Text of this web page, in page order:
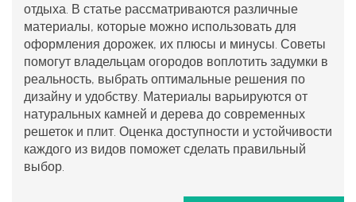
отдыха. В статье рассматриваются различные
материалы, которые можно использовать для
оформления дорожек, их плюсы и минусы. Советы
помогут владельцам огородов воплотить задумки в
реальность, выбрать оптимальные решения по
дизайну и удобству. Материалы варьируются от
натуральных камней и дерева до современных
решеток и плит. Оценка доступности и устойчивости
каждого из видов поможет сделать правильный
выбор.